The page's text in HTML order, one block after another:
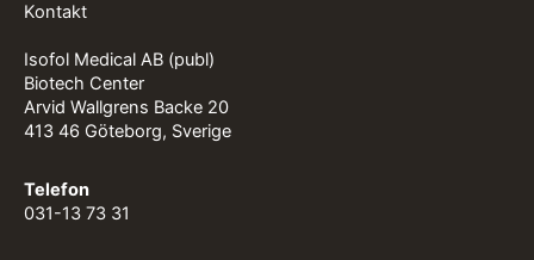
Kontakt
Isofol Medical AB (publ)
Biotech Center
Arvid Wallgrens Backe 20
413 46 Göteborg, Sverige
Telefon
031-13 73 31